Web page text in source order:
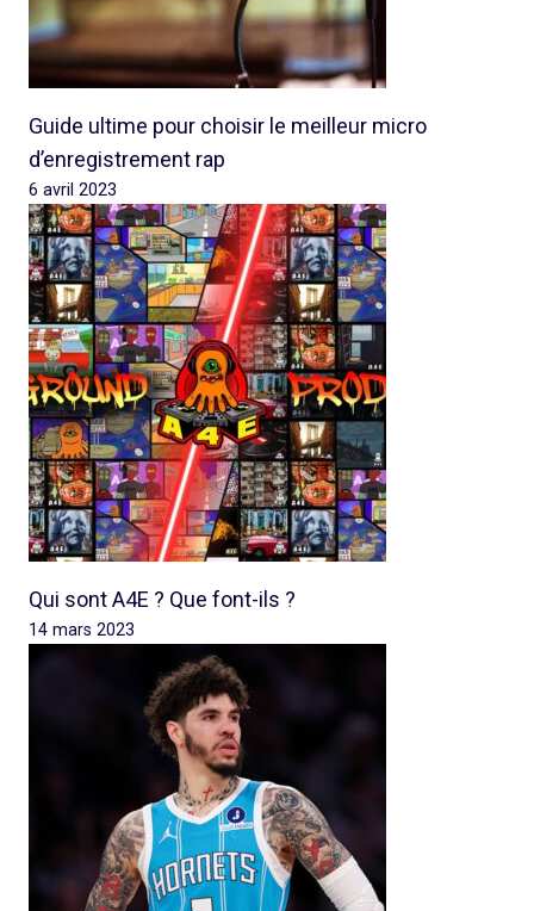
Guide ultime pour choisir le meilleur micro
d’enregistrement rap
6 avril 2023
Qui sont A4E ? Que font-ils ?
14 mars 2023